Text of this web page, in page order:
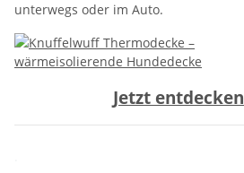
unterwegs oder im Auto.
Jetzt entdecken